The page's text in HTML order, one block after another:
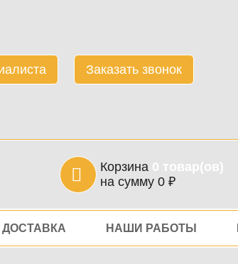
Заказать звонок
Корзина 0 товар(ов)
на сумму 0 ₽
ДОСТАВКА НАШИ РАБОТЫ